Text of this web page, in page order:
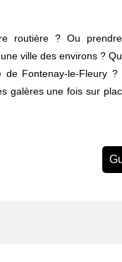
routière ? Ou
ville des environs ?
de Fontenay-le-Fleury
galères une fois sur